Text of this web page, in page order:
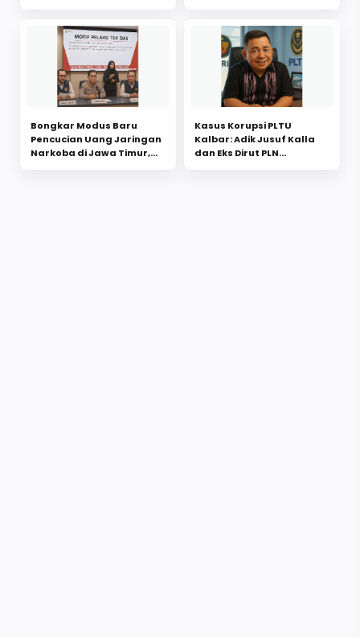
Bongkar Modus Baru
Pencucian Uang Jaringan
Narkoba di Jawa Timur,
Kasus Korupsi PLTU
Kalbar: Adik Jusuf Kalla
dan Eks Dirut PLN